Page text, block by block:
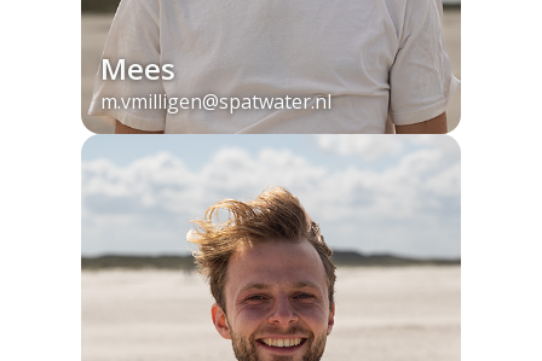
Mees
m.vmilligen@spatwater.nl